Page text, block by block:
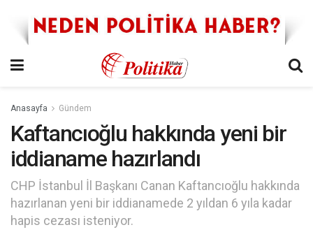
Anasayfa Gündem
Kaftancıoğlu hakkında yeni bir
iddianame hazırlandı
CHP İstanbul İl Başkanı Canan Kaftancıoğlu hakkında
hazırlanan yeni bir iddianamede 2 yıldan 6 yıla kadar
hapis cezası isteniyor.